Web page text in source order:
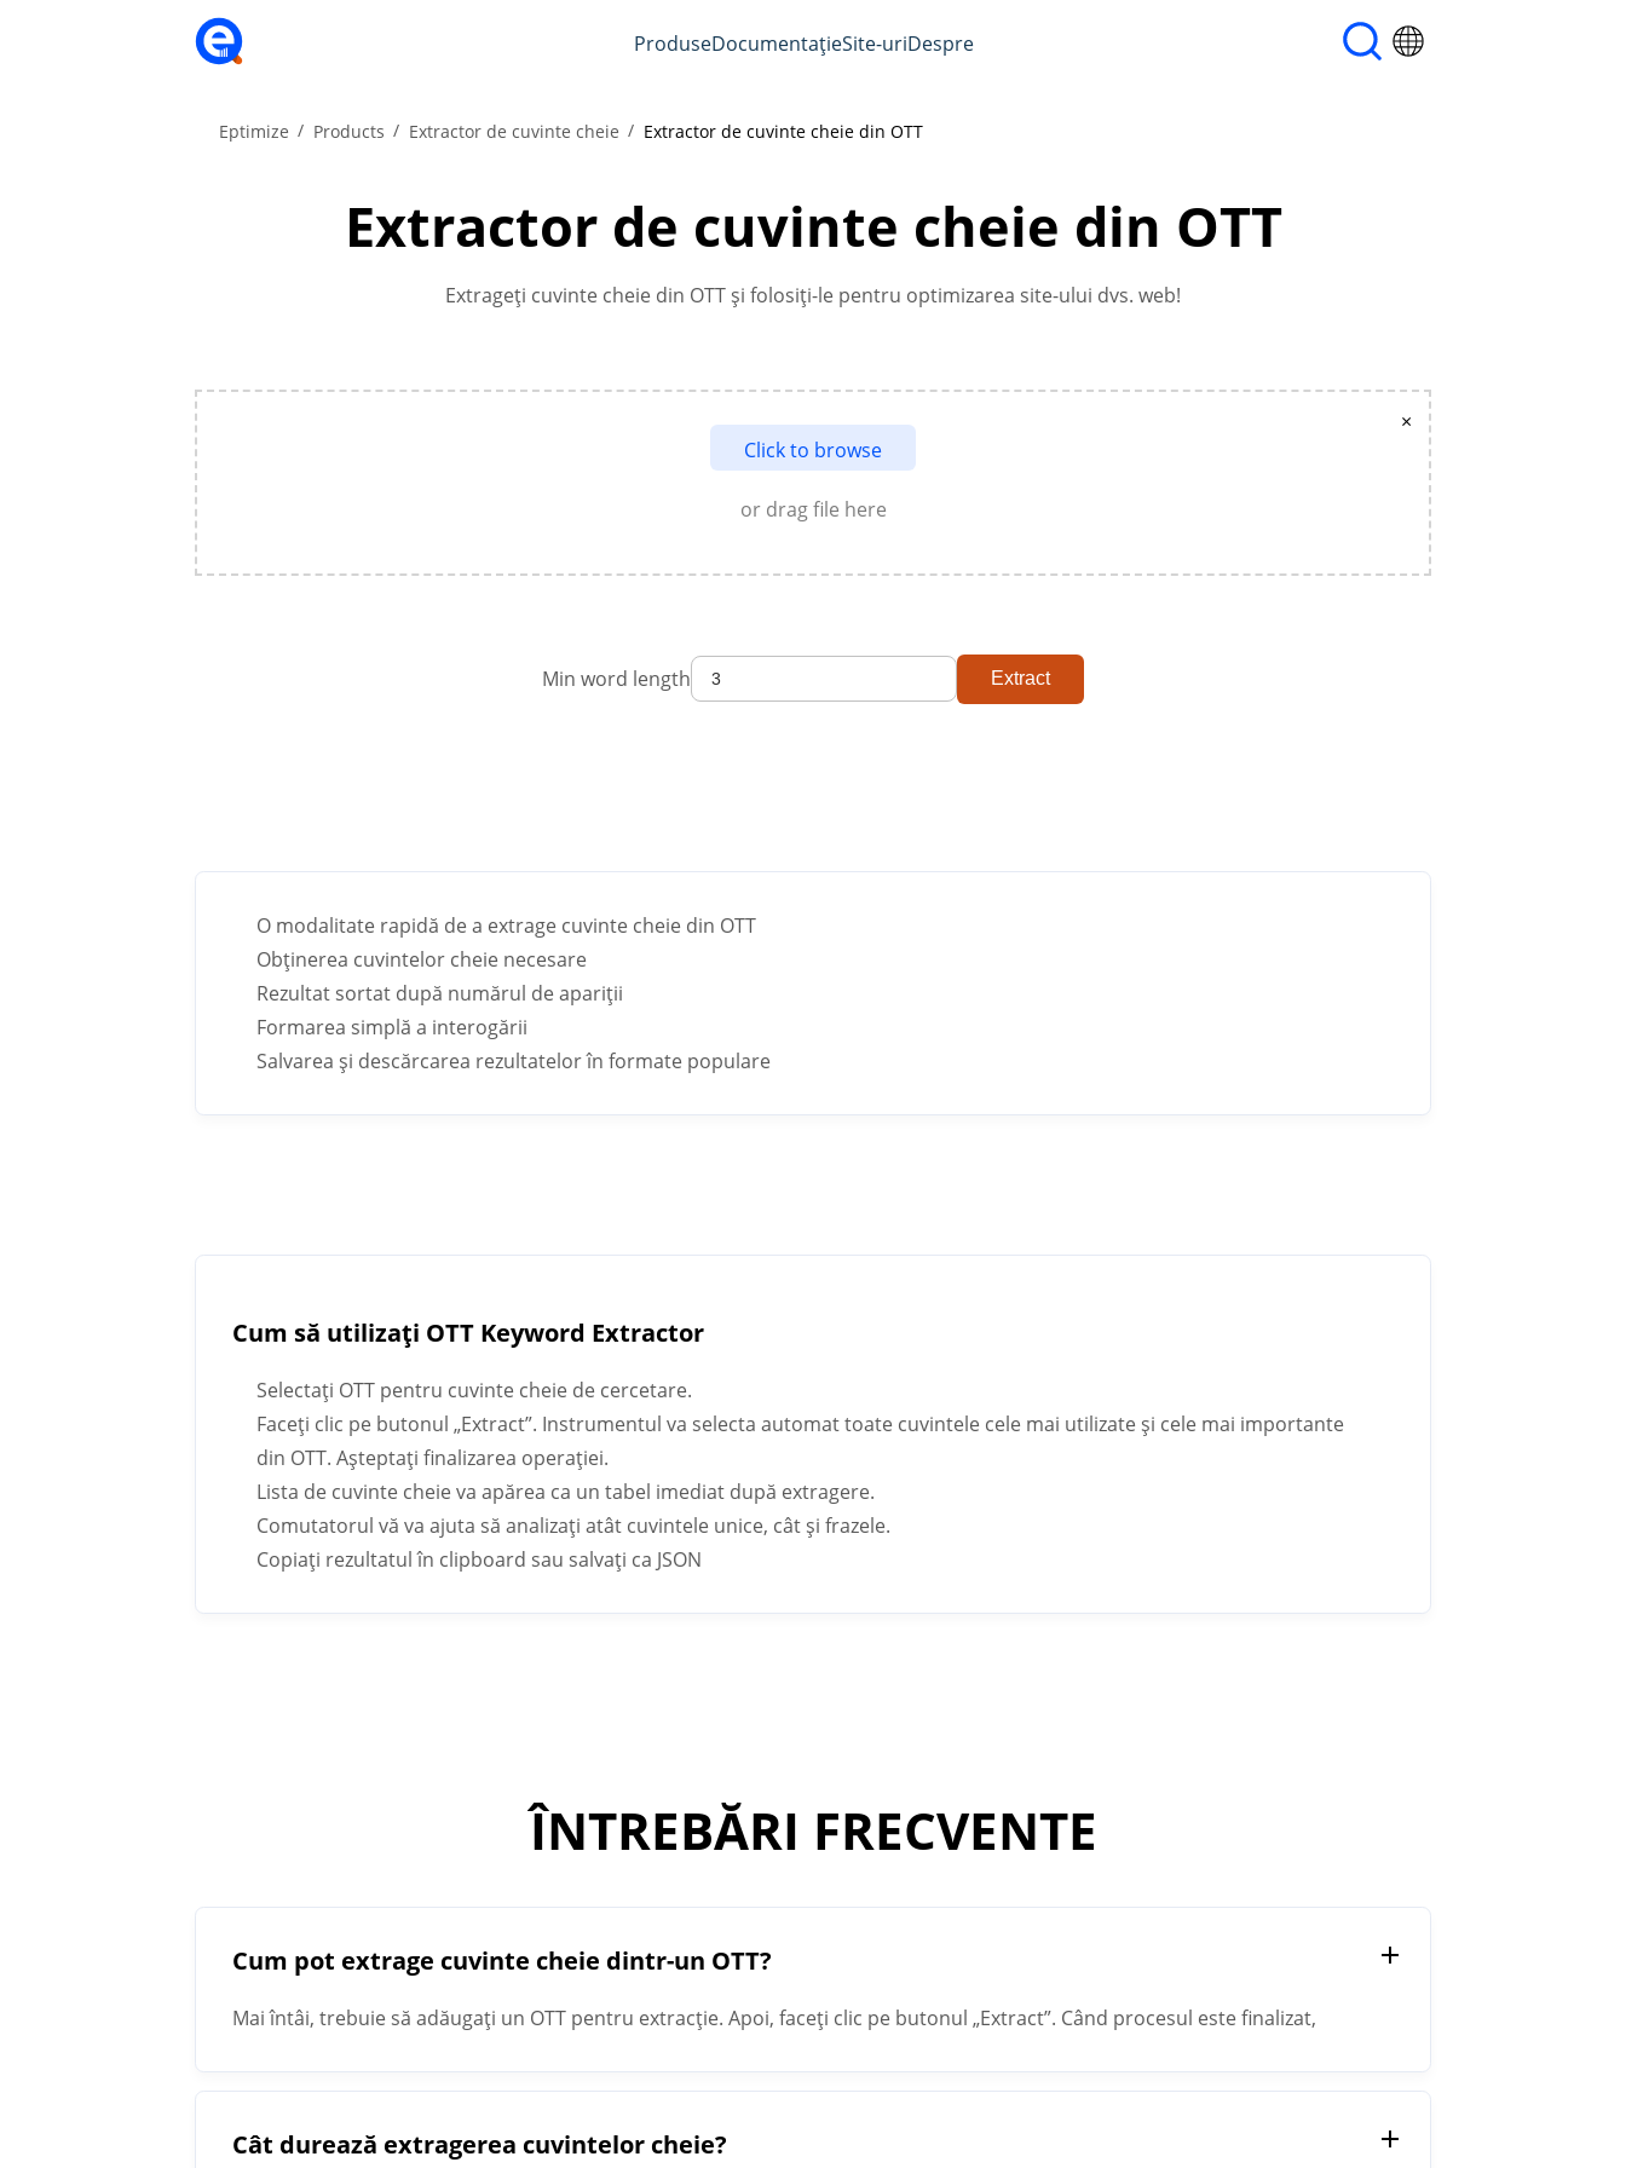
ProduseDocumentațieSite-uriDespre
Eptimize Products Extractor de cuvinte cheie Extractor de cuvinte cheie din OTT
Extractor de cuvinte cheie din OTT
Extrageți cuvinte cheie din OTT și folosiți-le pentru optimizarea site-ului dvs. web!
Click to browse
or drag file here
×
Min word length Extract
O modalitate rapidă de a extrage cuvinte cheie din OTT
Obținerea cuvintelor cheie necesare
Rezultat sortat după numărul de apariții
Formarea simplă a interogării
Salvarea și descărcarea rezultatelor în formate populare
Cum să utilizați OTT Keyword Extractor
Selectați OTT pentru cuvinte cheie de cercetare.
Faceți clic pe butonul „Extract”. Instrumentul va selecta automat toate cuvintele cele mai utilizate și cele mai importante
din OTT. Așteptați finalizarea operației.
Lista de cuvinte cheie va apărea ca un tabel imediat după extragere.
Comutatorul vă va ajuta să analizați atât cuvintele unice, cât și frazele.
Copiați rezultatul în clipboard sau salvați ca JSON
ÎNTREBĂRI FRECVENTE
Cum pot extrage cuvinte cheie dintr-un OTT?
Mai întâi, trebuie să adăugați un OTT pentru extracție. Apoi, faceți clic pe butonul „Extract”. Când procesul este finalizat,
Cât durează extragerea cuvintelor cheie?